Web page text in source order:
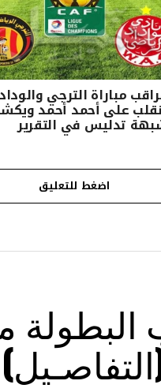
مباراة الترجي والوداد
على أحمد أحمد
تدليس في التقرير
اضغط للتعليق